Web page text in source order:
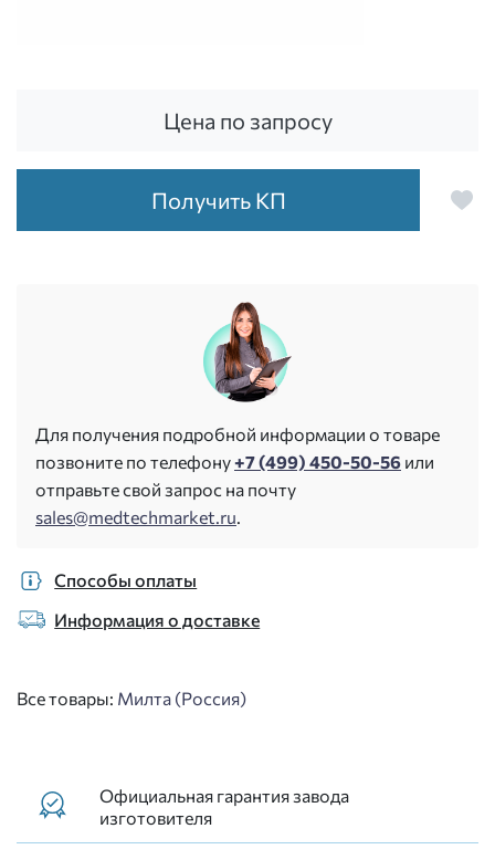
Цена по запросу
Получить КП
Для получения подробной информации о товаре
позвоните по телефону+7 (499) 450-50-56 или
отправьте свой запрос на почту
sales@medtechmarket.ru
Способы оплаты
Информация о доставке
Все товары: Милта (Россия)
Официальная гарантия завода
изготовителя